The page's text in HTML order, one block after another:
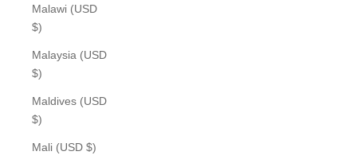
Malawi (USD
$)
Malaysia (USD
$)
Maldives (USD
$)
Mali (USD $)